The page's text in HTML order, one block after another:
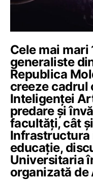
Cele mai
generaliste
Republica
creeze cadrul
Inteligenței
predare și
facultăți, cât
Infrastructura
educație,
Universitaria
organizată de